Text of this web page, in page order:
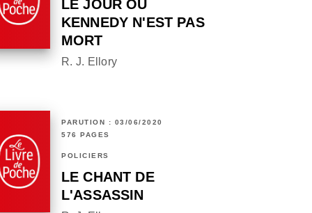
LE JOUR OÙ
KENNEDY N'EST PAS
MORT
R. J. Ellory
PARUTION : 03/06/2020
576 PAGES
POLICIERS
LE CHANT DE
L'ASSASSIN